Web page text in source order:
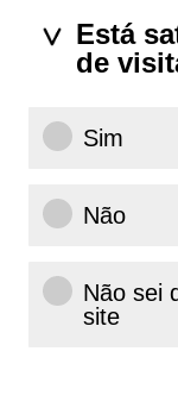
Está
de
Sim
Não
Não sei
site